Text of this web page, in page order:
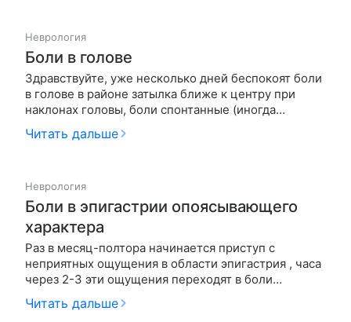
Неврология
Боли в голове
Здравствуйте, уже несколько дней беспокоят боли
в голове в районе затылка ближе к центру при
наклонах головы, боли спонтанные (иногда
появляются иногда их совсем нет) в прямом
положении головы болей нет. При наклонах головы
Читать дальше
Неврология
Боли в эпигастрии опоясывающего
характера
Раз в месяц-полтора начинается приступ с
неприятных ощущения в области эпигастрия , часа
через 2-3 эти ощущения переходят в боли
опоясывающего характера, сжимает спину, боли
схваткообразные то схватит пик боли потом через
Читать дальше